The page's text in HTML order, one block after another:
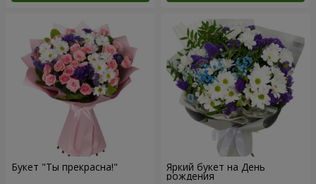
Букет "Ты прекрасна!" Яркий букет на День
рождения